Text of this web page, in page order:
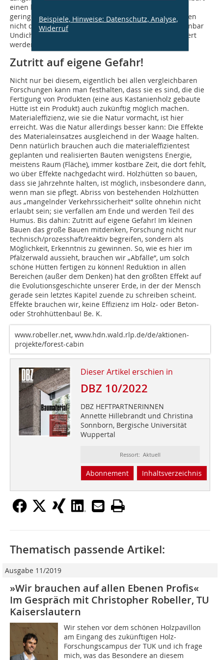
einen kleinen Schwachpunkt der Konstruktion: Die zu
geringe Neigung in diesem schmalen Bereich – die eben
nicht den Kamm eines Bootskiels nachformt – hat offenbar
Undichtigkeiten zugelassen, die über die Folie verringert
werden … Bauschaden vorprogrammiert?!
Zutritt auf eigene Gefahr!
Nicht nur bei diesem, eigentlich bei allen vergleichbaren
Forschungen kann man festhalten, dass sie es sind, die die
Fertigung von Produkten (eine aus Kastanienholz gebaute
Hütte ist ein Produkt) auch zukünftig möglich machen.
Materialeffizienz, wie sie die Natur vormacht, ist hier
erreicht. Was die Natur allerdings besser kann: Die Effekte
des Materialeinsatzes ausgleichend in der Waage halten.
Denn natürlich brauchen auch die materialeffizientest
geplanten und realisierten Bauten wenigstens Energie,
meistens Raum (Fläche), immer kostbare Zeit, die dort fehlt,
wo über Effekte nachgedacht wird. Holzhütten so bauen,
dass sie Jahrzehnte halten, ist möglich, insbesondere dann,
wenn man sie pflegt. Abriss von bestehenden Holzhütten
aus „mangelnder Verkehrssicherheit“ sollte ohnehin nicht
erlaubt sein; sie verfallen am Ende und werden Teil des
Humus. Bis dahin: Zutritt auf eigene Gefahr! Im kleinen
Bauen das große Bauen mitdenken, Forschung nicht nur
technisch/prozesshaft/reaktiv begreifen, sondern als
Möglichkeit, Erkenntnis zu gewinnen. So, wie es hier im
Pfälzerwald aussieht, brauchen wir „Abfälle“, um solch
schöne Hütten fertigen zu können! Reduktion in allen
Bereichen (außer dem Denken) hat den größten Effekt auf
die Evolutionsgeschichte unserer Erde, in der der Mensch
gerade sein letztes Kapitel zuende zu schreiben scheint.
Effekte brauchen wir, keine Effizienz im Holz- oder Beton-
oder Strohhüttenbau! Be. K.
www.robeller.net, www.hdn.wald.rlp.de/de/aktionen-
projekte/forest-cabin
Dieser Artikel erschien in
DBZ 10/2022
DBZ HEFTPARTNERINNEN
Annette Hillebrandt und Christina
Sonnborn, Bergische Universität
Wuppertal
Ressort: Aktuell
Abonnement Inhaltsverzeichnis
Beispiele, Hinweise: Datenschutz, Analyse,
Widerruf
Thematisch passende Artikel:
Ausgabe 11/2019
»Wir brauchen auf allen Ebenen Profis«
Im Gespräch mit Christopher Robeller, TU
Kaiserslautern
Wir stehen vor dem schönen Holzpavillon
am Eingang des zukünftigen Holz-
Forschungscampus der TUK und ich frage
mich, was das Besondere an diesem